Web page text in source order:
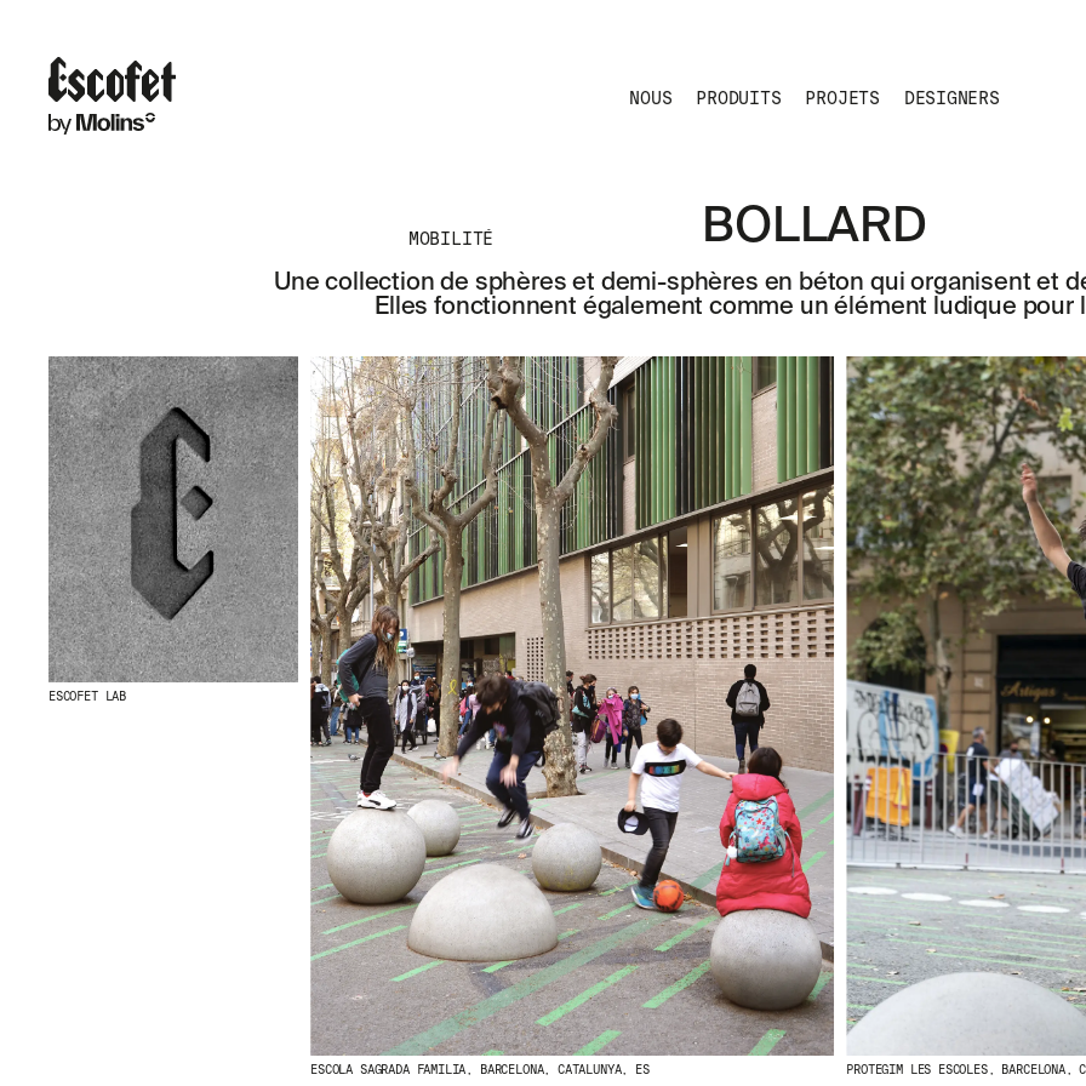
NOUS PRODUITS PROJETS DESIGNERS
MOBILITÉ BOLLARD
Une collection de sphères et demi-sphères en béton qui organisent et
Elles fonctionnent également comme un élément ludique pour
ESCOFET LAB
ESCOLA SAGRADA FAMILIA, BARCELONA, CATALUNYA, ES PROTEGIM LES ESCOLES, BARCELONA,